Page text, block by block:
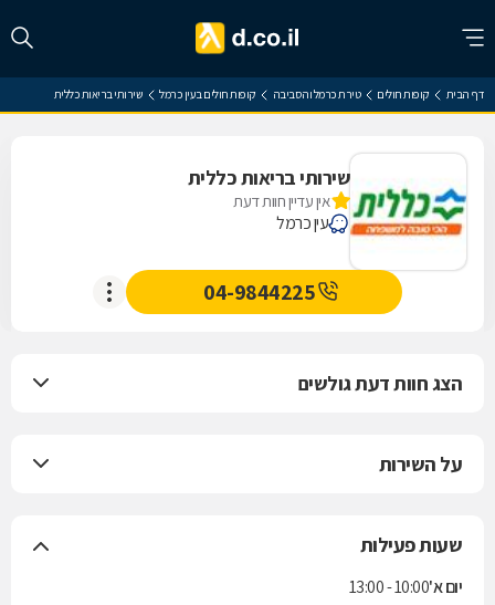
דף הבית קופות חולים טירת כרמל והסביבה קופות חולים בעין כרמל שירותי בריאות כללית
שירותי בריאות כללית
אין עדיין חוות דעת
עין כרמל
04-9844225
הצג חוות דעת גולשים
על השירות
שעות פעילות
יום א'10:00 - 13:00